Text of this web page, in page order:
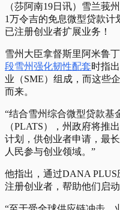
（莎阿南19日讯）雪兰莪
1万令吉的免息微型贷款计
已注册创业者扩展业务！
雪州大臣拿督斯里阿米鲁
段雪州强化韧性配套时指
业（SME）组成，而这些
而来。
“结合雪州综合微型贷款基
（PLATS），州政府将推
计划，供创业者申请，最
人民参与创业领域。”
他指出，通过DANA PLUS
注册创业者，帮助他们启动